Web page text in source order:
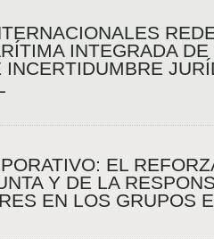
INTEGRADA
INCERTIDUMBRE
EL
Y DE LA
EN LOS GRUPOS